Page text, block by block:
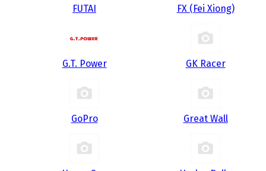
FUTAI FX (Fei Xiong)
G.T. Power GK Racer
GoPro Great Wall